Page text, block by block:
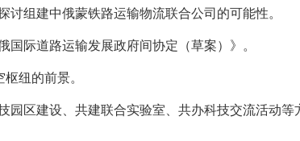
组建中俄蒙铁路运输物流联合公司的可能性。
际道路运输发展政府间协定（草案）》。
纽的前景。
园区建设、共建联合实验室、共办科技交流活动等